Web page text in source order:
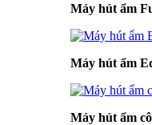
Máy hút ẩm
Máy hút ẩm
Máy hút ẩm